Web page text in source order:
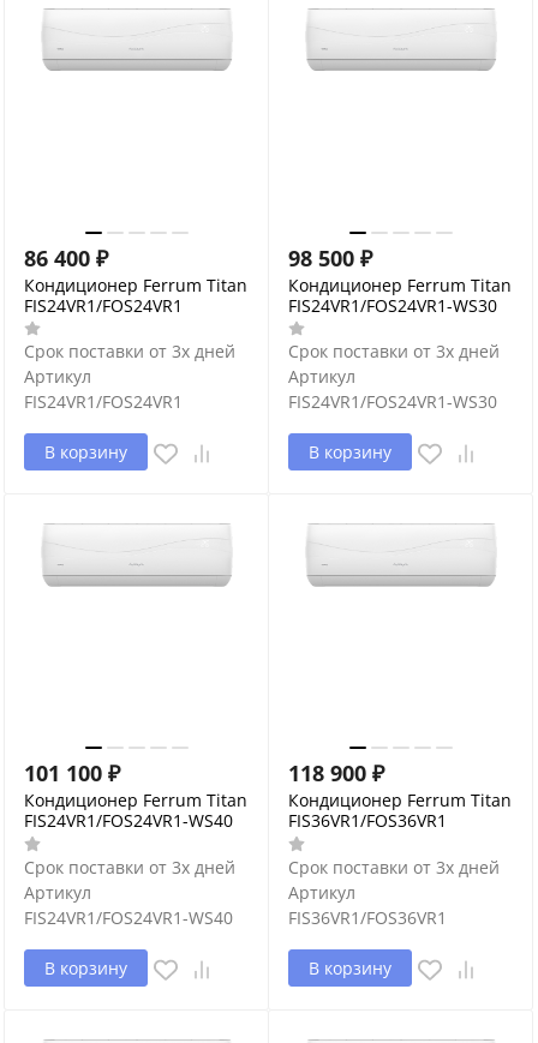
86 400 ₽
Кондиционер Ferrum Titan
FIS24VR1/FOS24VR1
Срок поставки от 3х дней
Артикул
FIS24VR1/FOS24VR1
В корзину
98 500 ₽
Кондиционер Ferrum Titan
FIS24VR1/FOS24VR1-WS30
Срок поставки от 3х дней
Артикул
FIS24VR1/FOS24VR1-WS30
В корзину
101 100 ₽
Кондиционер Ferrum Titan
FIS24VR1/FOS24VR1-WS40
Срок поставки от 3х дней
Артикул
FIS24VR1/FOS24VR1-WS40
В корзину
118 900 ₽
Кондиционер Ferrum Titan
FIS36VR1/FOS36VR1
Срок поставки от 3х дней
Артикул
FIS36VR1/FOS36VR1
В корзину